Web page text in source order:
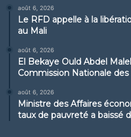
août 6, 2026
Le RFD appelle à la
au Mali
août 6, 2026
El Bekaye Ould Abdel
Commission Nationale
août 6, 2026
Ministre des Affaires
taux de pauvreté a baissé